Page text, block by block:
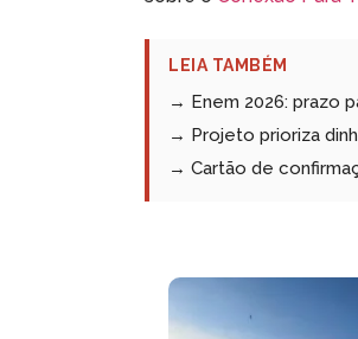
LEIA TAMBÉM
→ Enem 2026: prazo
→ Projeto prioriza
→ Cartão de